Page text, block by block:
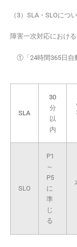
（3）SLA・SLOにつ
障害一次対応におけ
①「24時間365日自
SLA
30
分
以
内
SLO
P1
～
P5
に
準
じ
る